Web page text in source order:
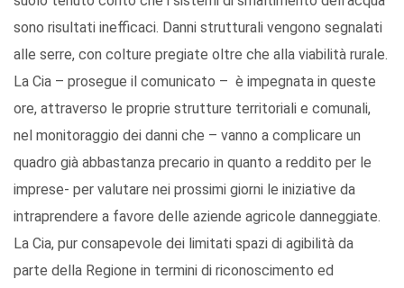
sono risultati inefficaci. Danni strutturali vengono segnalati
alle serre, con colture pregiate oltre che alla viabilità rurale.
La Cia – prosegue il comunicato – è impegnata in queste
ore, attraverso le proprie strutture territoriali e comunali,
nel monitoraggio dei danni che – vanno a complicare un
quadro già abbastanza precario in quanto a reddito per le
imprese- per valutare nei prossimi giorni le iniziative da
intraprendere a favore delle aziende agricole danneggiate.
La Cia, pur consapevole dei limitati spazi di agibilità da
parte della Regione in termini di riconoscimento ed